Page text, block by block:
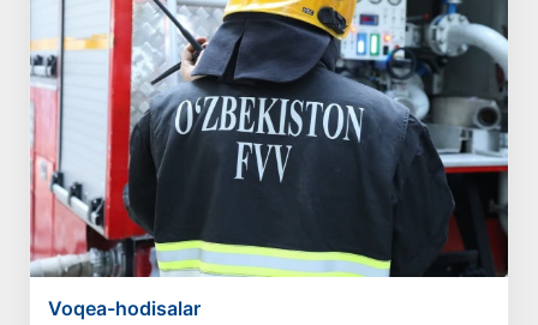
Voqea-hodisalar